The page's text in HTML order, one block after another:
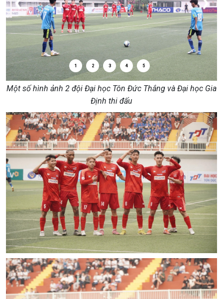
1 2 3 4 5
Một số hình ảnh 2 đội Đại học Tôn Đức Thắng và Đại học Gia
Định thi đấu